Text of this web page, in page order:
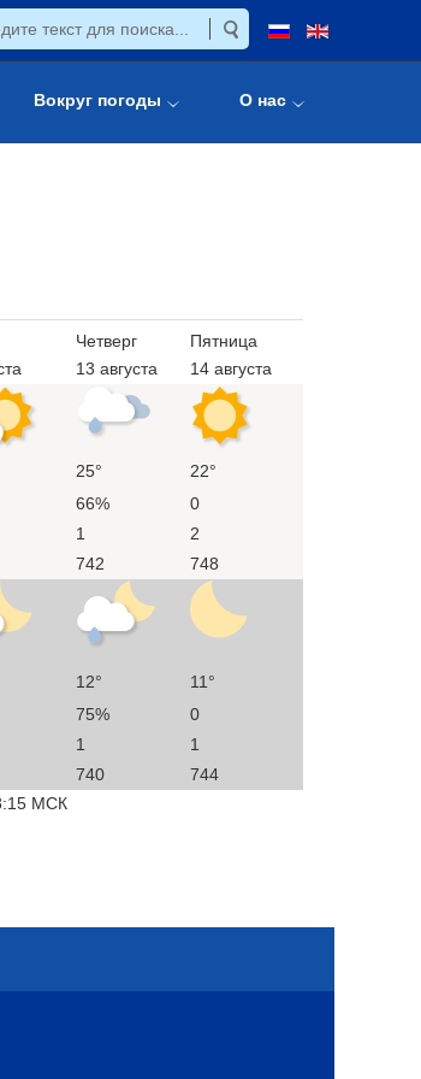
Вокруг погоды О нас
Четверг
13 августа
Пятница
14 августа
25°
22°
66%
0
1
2
742 748
12°
11°
75%
0
1
1
740
744
МСК